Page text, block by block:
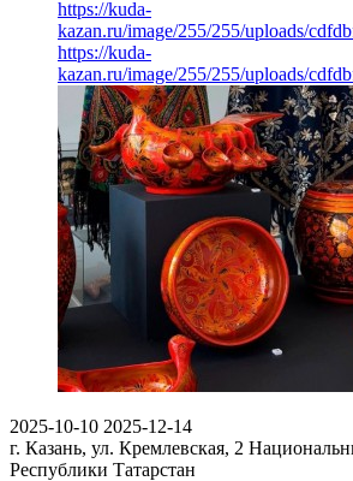
https://kuda-
kazan.ru/image/255/255/uploads/
https://kuda-
kazan.ru/image/255/255/uploads/
2025-10-10 2025-12-14
г. Казань, ул. Кремлевская, 2
Республики Татарстан